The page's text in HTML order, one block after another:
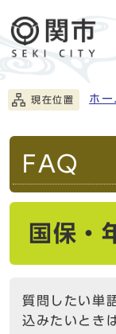
現在位置 ホー
FAQ
国保・
質問したい単
込みたいとき